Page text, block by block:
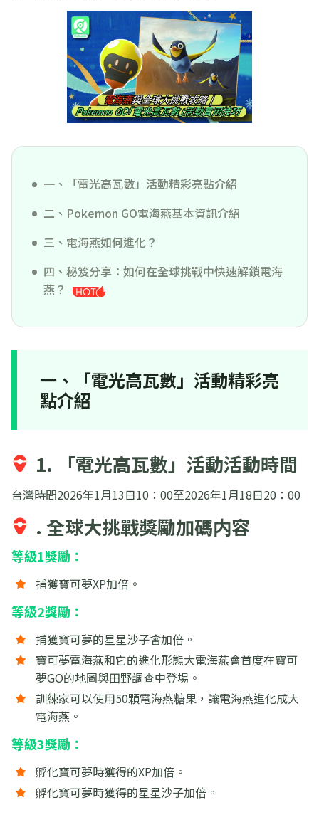
一、「電光高瓦數」活動精彩亮點介紹
二、Pokemon GO電海燕基本資訊介紹
三、電海燕如何進化？
四、秘笈分享：如何在全球挑戰中快速解鎖電海
燕？
一、「電光高瓦數」活動精彩亮
點介紹
1. 「電光高瓦數」活動活動時間
台灣時間2026年1月13日10：00至2026年1月18日20：00
. 全球大挑戰獎勵加碼内容
等級1獎勵：
捕獲寶可夢XP加倍。
等級2獎勵：
捕獲寶可夢的星星沙子會加倍。
寶可夢電海燕和它的進化形態大電海燕會首度在寶可
夢GO的地圖與田野調查中登場。
訓練家可以使用50顆電海燕糖果，讓電海燕進化成大
電海燕。
等級3獎勵：
孵化寶可夢時獲得的XP加倍。
孵化寶可夢時獲得的星星沙子加倍。